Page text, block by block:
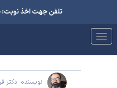
تلفن جهت اخذ نوبت: 22895266-021
نویسنده: دکتر